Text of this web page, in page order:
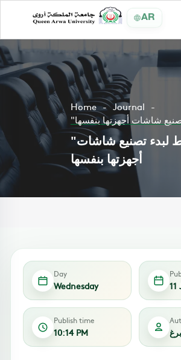
AR
Home
Journal
شاشات أجهزتها بنفسها
"آبل" تخطط لبدء تصنيع شاشات
أجهزتها بنفسها
Day
Wednesday 11
Publish time
10:14 PM